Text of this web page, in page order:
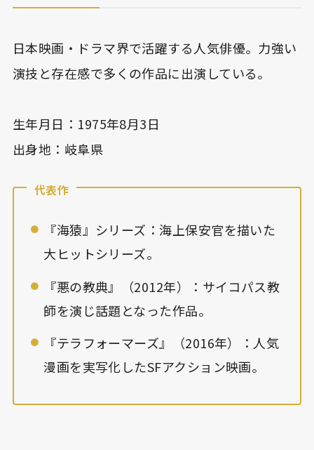
日本映画・ドラマ界で活躍する人気俳優。力強い
演技と存在感で多くの作品に出演している。
生年月日：1975年8月3日
出身地：岐阜県
代表作
『海猿』シリーズ：海上保安官を描いた
大ヒットシリーズ。
『悪の教典』（2012年）：サイコパス教
師を演じ話題となった作品。
『テラフォーマーズ』（2016年）：人気
漫画を実写化したSFアクション映画。